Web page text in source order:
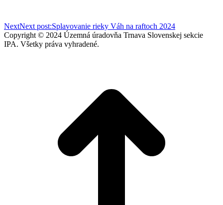
NextNext post:Splavovanie rieky Váh na raftoch 2024
Copyright © 2024 Územná úradovňa Trnava Slovenskej sekcie
IPA. Všetky práva vyhradené.